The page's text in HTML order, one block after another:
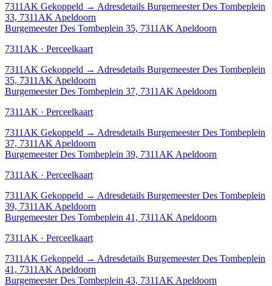
7311AK Gekoppeld → Adresdetails Burgemeester Des Tombeplein
33, 7311AK Apeldoorn
Burgemeester Des Tombeplein 35, 7311AK Apeldoorn
7311AK · Perceelkaart
7311AK Gekoppeld → Adresdetails Burgemeester Des Tombeplein
35, 7311AK Apeldoorn
Burgemeester Des Tombeplein 37, 7311AK Apeldoorn
7311AK · Perceelkaart
7311AK Gekoppeld → Adresdetails Burgemeester Des Tombeplein
37, 7311AK Apeldoorn
Burgemeester Des Tombeplein 39, 7311AK Apeldoorn
7311AK · Perceelkaart
7311AK Gekoppeld → Adresdetails Burgemeester Des Tombeplein
39, 7311AK Apeldoorn
Burgemeester Des Tombeplein 41, 7311AK Apeldoorn
7311AK · Perceelkaart
7311AK Gekoppeld → Adresdetails Burgemeester Des Tombeplein
41, 7311AK Apeldoorn
Burgemeester Des Tombeplein 43, 7311AK Apeldoorn